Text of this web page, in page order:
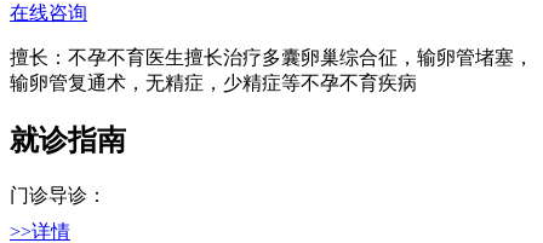
在线咨询
擅长：不孕不育医生擅长治疗多囊卵巢综合征，输卵管堵塞，
输卵管复通术，无精症，少精症等不孕不育疾病
就诊指南
门诊导诊：
>>详情